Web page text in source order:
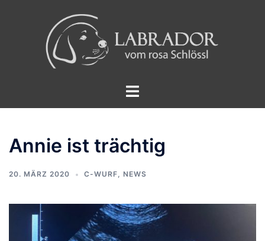
Menü
Annie ist trächtig
20. MÄRZ 2020 C-WURF, NEWS